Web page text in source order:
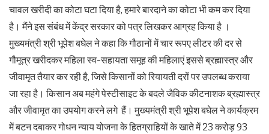
चावल खरीदी का कोटा घटा दिया है, हमारे बारदाने का कोटा भी कम कर दिया
है। मैंने इस संबंध में केंद्र सरकार को पत्र लिखकर आग्रह किया है ।
मुख्यमंत्री श्री भूपेश बघेल ने कहा कि गौठानों में चार रूपए लीटर की दर से
गौमूत्र खरीदकर महिला स्व-सहायता समूह की महिलाएं इससे ब्रह्मास्त्र और
जीवामृत तैयार कर रही है, जिसे किसानों को रियायती दरों पर उपलब्ध कराया
जा रहा है। किसान अब महंगे पेस्टीसाइट के बदले जैविक कीटनाशक ब्रह्मास्त्र
और जीवामृत का उपयोग करने लगे हैं। मुख्यमंत्री श्री भूपेश बघेल ने कार्यक्रम
में बटन दबाकर गोधन न्याय योजना के हितग्राहियों के खाते में 23 करोड़ 93